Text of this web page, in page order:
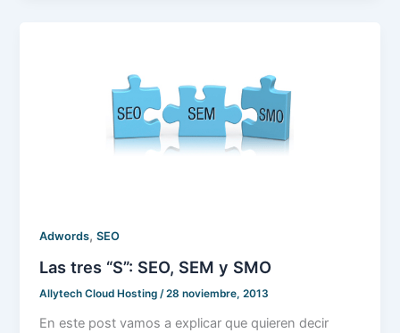
Adwords,SEO
Las tres “S”: SEO, SEM y SMO
Allytech Cloud Hosting/28 noviembre, 2013
En este post vamos a explicar que quieren decir